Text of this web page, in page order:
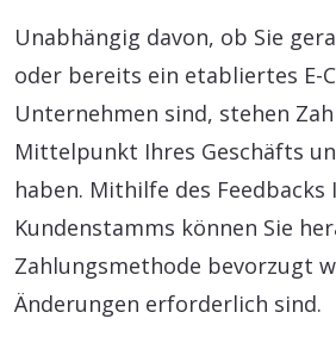
Unabhängig davon, ob Sie
oder bereits ein etabliertes E-
Unternehmen sind, stehen
Mittelpunkt Ihres Geschäfts
haben. Mithilfe des Feedbacks
Kundenstamms können Sie
Zahlungsmethode bevorzugt
Änderungen erforderlich sind.